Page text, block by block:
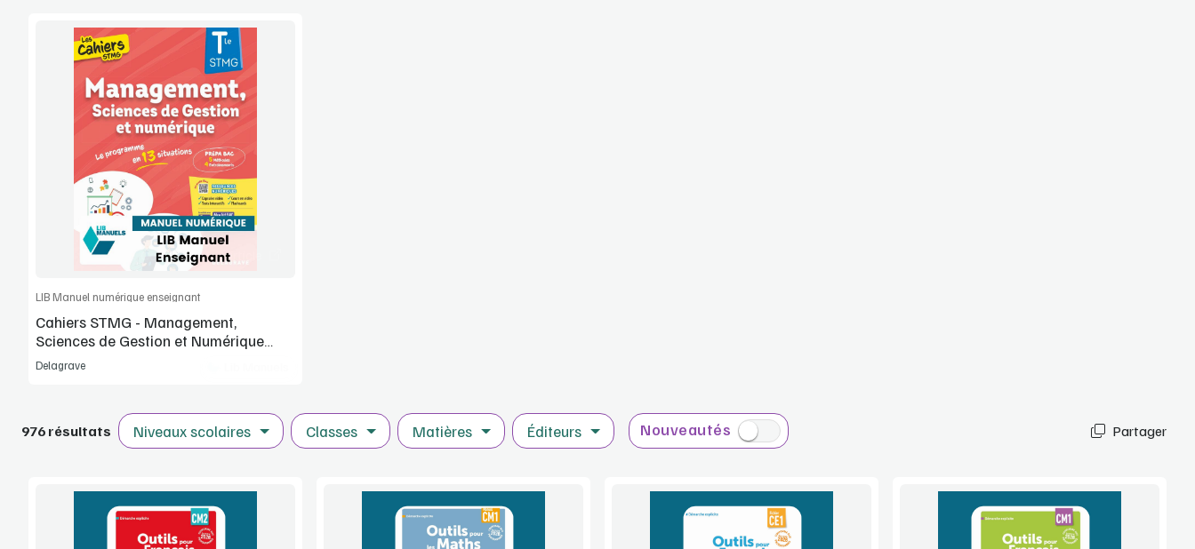
Voir la démo
Manuel complet
Commander l'article
LIB Manuel numérique enseignant
Cahiers STMG - Management,
Sciences de Gestion et Numérique
(MSGN) Tle STMG (2026)
Delagrave
976 résultats Niveaux scolaires Classes Matières Éditeurs Nouveautés Partager